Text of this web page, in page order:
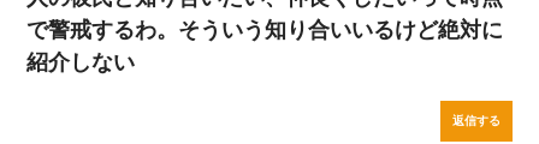
で警戒するわ。そういう知り合いいるけど絶対に
紹介しない
返信する